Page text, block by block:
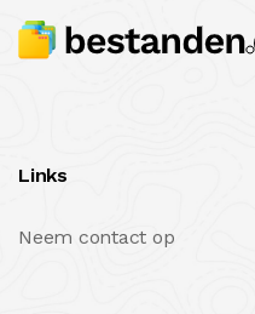
Links
Neem contact op